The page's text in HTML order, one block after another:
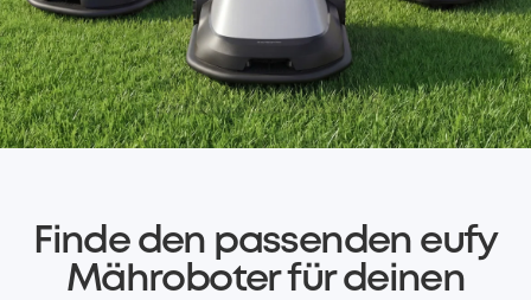
Finde den passenden eufy
Mähroboter für deinen